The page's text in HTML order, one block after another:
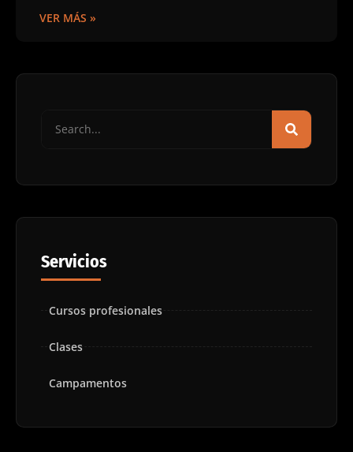
VER MÁS »
Servicios
Cursos profesionales
Clases
Campamentos